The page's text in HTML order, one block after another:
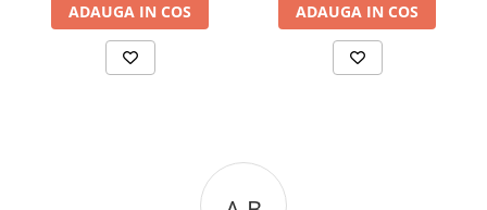
ADAUGA IN COS ADAUGA IN COS